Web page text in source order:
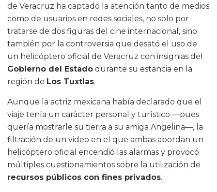
de Veracruz ha captado la atención tanto de medios
como de usuarios en redes sociales, no solo por
tratarse de dos figuras del cine internacional, sino
también por la controversia que desató el uso de
un helicóptero oficial de Veracruz con insignias del
Gobierno del Estado durante su estancia en la
región de Los Tuxtlas.
Aunque la actriz mexicana había declarado que el
viaje tenía un carácter personal y turístico —pues
quería mostrarle su tierra a su amiga Angelina—, la
filtración de un video en el que ambas abordan un
helicóptero oficial encendió las alarmas y provocó
múltiples cuestionamientos sobre la utilización de
recursos públicos con fines privados.